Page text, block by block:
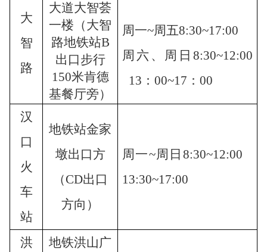
大
智
路
大道大智荟
一楼（大智
路地铁站B
出口步行
150米肯德
基餐厅旁）
周一~周五8:30~17:00
周六、周日 8:30~12:00
13：00~17：00
汉
口
火
车
站
地铁站金家
墩出口方
（CD出口
方向）
周一~周 日 8:30~12:00
13:30~17:00
洪
地铁洪山广